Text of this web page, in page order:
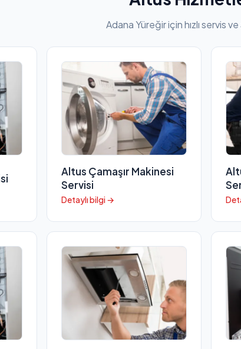
Adana Yüreğir için hızlı servis
Altus Çamaşır Makinesi
Servisi
Detaylı bilgi →